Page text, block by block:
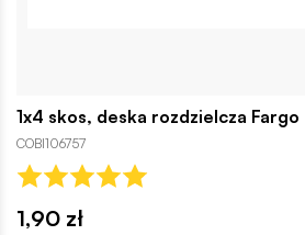
1x4 skos, deska rozdzielcza Fargo
COBI106757
1,90 zł